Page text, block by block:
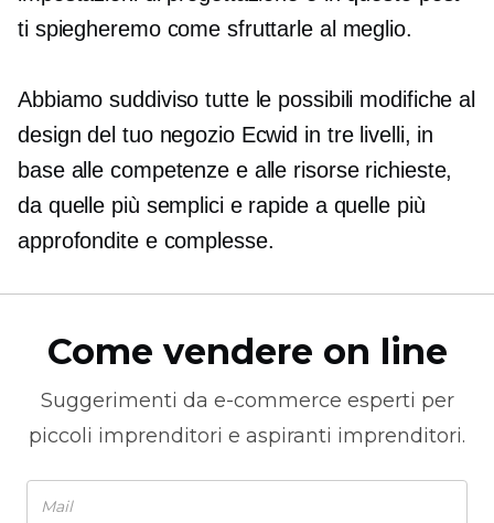
ti spiegheremo come sfruttarle al meglio.
Abbiamo suddiviso tutte le possibili modifiche al
design del tuo negozio Ecwid in tre livelli, in
base alle competenze e alle risorse richieste,
da quelle più semplici e rapide a quelle più
approfondite e complesse.
Come vendere on line
Suggerimenti da e-commerce esperti per
piccoli imprenditori e aspiranti imprenditori.